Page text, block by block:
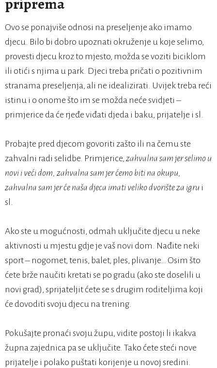
priprema
Ovo se ponajviše odnosi na preseljenje ako imamo
djecu. Bilo bi dobro upoznati okruženje u koje selimo,
provesti djecu kroz to mjesto, možda se voziti biciklom
ili otići s njima u park. Djeci treba pričati o pozitivnim
stranama preseljenja, ali ne idealizirati. Uvijek treba reći
istinu i o onome što im se možda neće svidjeti –
primjerice da će rjeđe viđati djeda i baku, prijatelje i sl.
Probajte pred djecom govoriti zašto ili na čemu ste
zahvalni radi selidbe. Primjerice, zahvalna sam jer selimo u
novi i veći dom, zahvalna sam jer ćemo biti na okupu,
zahvalna sam jer će naša djeca imati veliko dvorište za igru i
sl.
Ako ste u mogućnosti, odmah uključite djecu u neke
aktivnosti u mjestu gdje je vaš novi dom. Nađite neki
sport – nogomet, tenis, balet, ples, plivanje… Osim što
ćete brže naučiti kretati se po gradu (ako ste doselili u
novi grad), sprijateljit ćete se s drugim roditeljima koji
će dovoditi svoju djecu na trening.
Pokušajte pronaći svoju župu, vidite postoji li ikakva
župna zajednica pa se uključite. Tako ćete steći nove
prijatelje i polako puštati korijenje u novoj sredini.